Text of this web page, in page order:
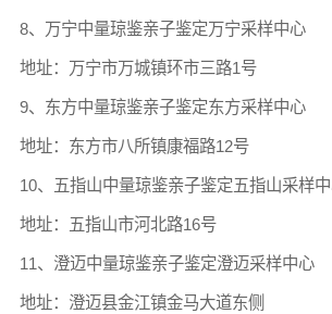
8、万宁中量琼鉴亲子鉴定万宁采样中心
地址：万宁市万城镇环市三路1号
9、东方中量琼鉴亲子鉴定东方采样中心
地址：东方市八所镇康福路12号
10、五指山中量琼鉴亲子鉴定五指山采样
地址：五指山市河北路16号
11、澄迈中量琼鉴亲子鉴定澄迈采样中心
地址：澄迈县金江镇金马大道东侧